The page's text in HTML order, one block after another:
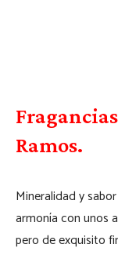
Ramos.
Mineralidad y
armonía con unos
pero de exquisito